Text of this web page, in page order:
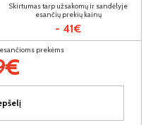
Skirtumas tarp užsakomų ir sandėlyje
esančių prekių kainų
- 41€
prekėms